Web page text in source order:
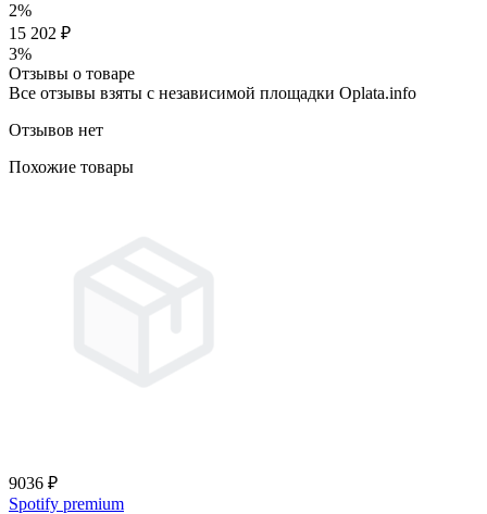
2%
15 202 ₽
3%
Отзывы о товаре
Все отзывы взяты с независимой площадки Oplata.info
Отзывов нет
Похожие товары
9036 ₽
Spotify premium